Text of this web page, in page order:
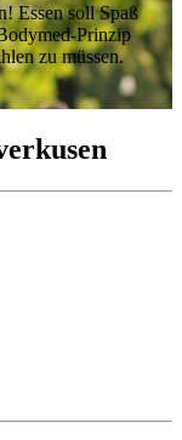
Essen soll Spaß
Prinzip
zu müssen.